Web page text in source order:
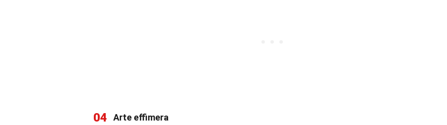
04
Arte effimera